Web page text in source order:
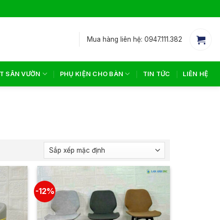
Mua hàng liên hệ: 0947.111.382
SÂN VƯỜN PHỤ KIỆN CHO BÀN TIN TỨC LIÊN HỆ
-12%